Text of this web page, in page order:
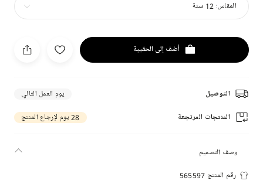
المقاس: 12 سنة
أضف إلى الحقيبة
التوصيل يوم العمل التالي
المنتجات المرتجعة 28 يوم لإرجاع المنتج
وصف التصميم
رقم المنتج 565597